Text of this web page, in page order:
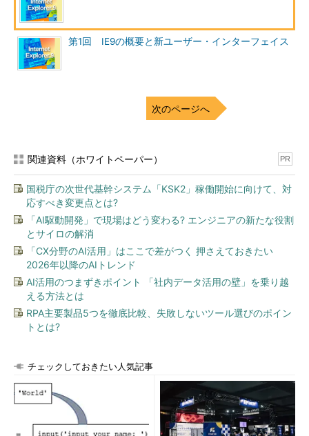
ていないGPU／デバイス・ドライバ環境の場合は、以下のように
チェック・ボックスがオン状態のままグレーアウト表示され、ユ
ーザーは設定を変更できない（GPUを使うようにすることはでき
ない）。どのようなGPUやデバイス・ドライバが必要かという公
式な要求仕様は公開されていない。そのため、いまのところは、
まま変更できなければデバイス・ドライバを最新版に更新したり
グラフィックス・カードを別の製品に交換したりするしか対策は
というCPUを搭載したノートPCの例である。内蔵GPU（Intel
HD Graphics）を持っているが、このシステムではGPUレンダリ
ング機能は利用できないようである。
GPUが利用できないシステムにおけるIE9の例
これは、IntelのCore i5-450M CPUを搭載したWi
ndows 7のノートPCの例である。CPU内蔵のIntel
HD Graphics機能では、GPUを利用できなかっ
第1回 IE9の概要と新ユーザー・インターフェイス
次のページへ
関連資料（ホワイトペーパー） PR
国税庁の次世代基幹システム「KSK2」稼働開始に向けて、対
応すべき変更点とは?
「AI駆動開発」で現場はどう変わる? エンジニアの新たな役割
とサイロの解消
「CX分野のAI活用」はここで差がつく 押さえておきたい
2026年以降のAIトレンド
AI活用のつまずきポイント 「社内データ活用の壁」を乗り越
える方法とは
RPA主要製品5つを徹底比較、失敗しないツール選びのポイン
トとは?
チェックしておきたい人気記事